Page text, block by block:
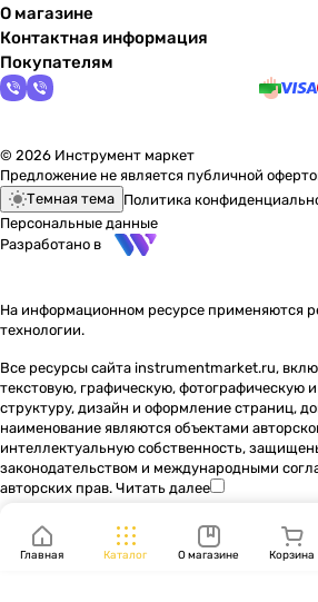
О магазине
Контактная информация
Покупателям
© 2026 Инструмент маркет
Предложение не является публичной
Темная тема Политика
Персональные данные
Разработано в
На информационном ресурсе применяются
технологии.
Все ресурсы сайта instrumentmarket.ru,
текстовую, графическую, фотографическую
структуру, дизайн и оформление страниц,
наименование являются объектами
интеллектуальную собственность,
законодательством и международными
авторских прав. Читать далее
Главная Каталог О магазине Корзина